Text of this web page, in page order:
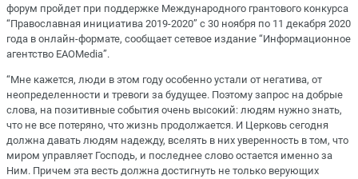
форум пройдет при поддержке Международного грантового конкурса
“Православная инициатива 2019-2020” с 30 ноября по 11 декабря 2020
года в онлайн-формате, сообщает сетевое издание “Информационное
агентство ЕАОMedia”.
“Мне кажется, люди в этом году особенно устали от негатива, от
неопределенности и тревоги за будущее. Поэтому запрос на добрые
слова, на позитивные события очень высокий: людям нужно знать,
что не все потеряно, что жизнь продолжается. И Церковь сегодня
должна давать людям надежду, вселять в них уверенность в том, что
миром управляет Господь, и последнее слово остается именно за
Ним. Причем эта весть должна достигнуть не только верующих